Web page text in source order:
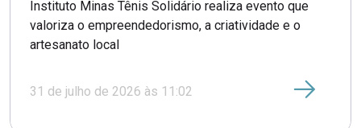
Instituto Minas Tênis Solidário realiza evento que
valoriza o empreendedorismo, a criatividade e o
artesanato local
31 de julho de 2026 às 11:02